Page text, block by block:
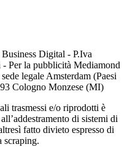
Digital - P.Iva
Per la pubblicità Mediamond
legale Amsterdam (Paesi
Cologno Monzese (MI)
trasmessi e/o riprodotti è
di sistemi di
fatto divieto espresso di
scraping.